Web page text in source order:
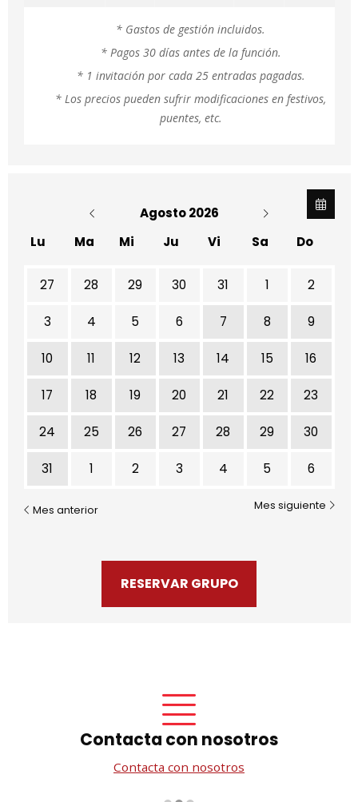
* Gastos de gestión incluidos.
* Pagos 30 días antes de la función.
* 1 invitación por cada 25 entradas pagadas.
* Los precios pueden sufrir modificaciones en festivos,
puentes, etc.
Agosto 2026
Lu
Ma Mi Ju Vi Sa Do
No hay ninguna actividad este mes
27 28 29 30 31 1 2
3 4 5 6 7 8 9
10 11 12 13 14 15 16
17 18 19 20 21 22 23
24 25 26 27 28 29 30
31 1 2 3 4 5 6
Mes anterior Mes siguiente
RESERVAR GRUPO
Contacta con nosotros
Contacta con nosotros